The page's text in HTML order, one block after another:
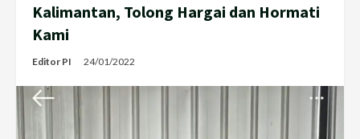
Kalimantan, Tolong Hargai dan Hormati
Kami
Editor PI 24/01/2022